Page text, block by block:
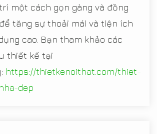
một cách gọn gàng và đồng
tăng sự thoải mái và tiện ích
cao. Bạn tham khảo các
thiết kế tại
https://thietkenoithat.com/thiet-
dep